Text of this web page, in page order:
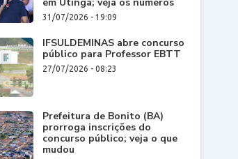
31/07/2026 - 19:09
IFSULDEMINAS abre concurso
público para Professor EBTT
27/07/2026 - 08:23
Prefeitura de Bonito (BA)
prorroga inscrições do
concurso público; veja o que
mudou